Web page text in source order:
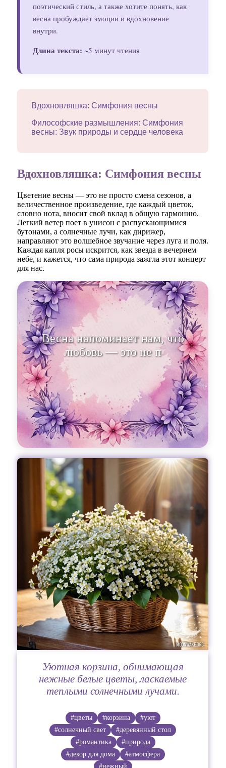
поэтический стиль, а также хотите понять, как
весна пробуждает эмоции и вдохновение
внутри.
Длина текста: ~5 минут чтения
Вдохновляшка: Симфония весны
Философские размышления: Симфония
весны: Звук природы и сердце человека
Вдохновляшка: Симфония весны
Цветение весны — это не просто смена сезонов, а
величественное произведение, где каждый цветок,
словно нота, вносит свой вклад в общую гармонию.
Легкий ветер поет в унисон с распускающимися
бутонами, а солнечные лучи, как дирижер,
направляют это волшебное звучание через луга и поля.
Каждая капля росы искрится, как звезда в вечернем
небе, и кажется, что сама природа зажгла этот концерт
для нас.
Весна напоминает нам, что
любовь — это не просто
чувство, а настоящее ис
Уютная корзина, обнимающая
нежные белые цветы, ласкаемые
теплыми солнечными лучами.
#цветы #корзина
#уют
#солнечный свет
#деревянный стол
#романтика
#природа
#декор для дома
#атмосфера
#нежный